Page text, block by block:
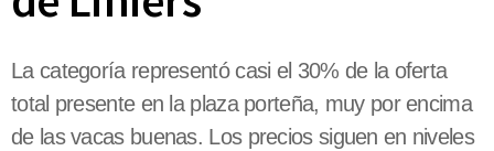
La categoría representó casi el 30% de la oferta
total presente en la plaza porteña, muy por encima
de las vacas buenas. Los precios siguen en niveles